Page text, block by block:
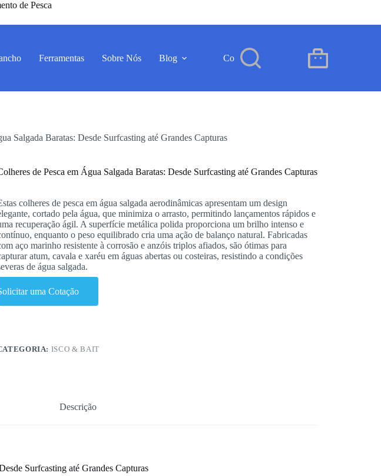
de Pesca
Ferramentas Sobre Nós Blog Contacto
Carrinho
Salgada Baratas: Desde Surfcasting até Grandes Capturas
de Pesca em Água Salgada Baratas: Desde Surfcasting até Grandes Capturas
colheres de pesca em água salgada aerodinâmicas apresentam um design
cortado pela água, que minimiza o arrasto, permitindo lançamentos rápidos e
recuperação ágil. A superfície metálica polida proporciona um brilho intenso e
enquanto o peso equilibrado cria uma ação de balanço natural. Fabricadas
aço marinho resistente à corrosão e anzóis triplos afiados, são ótimas para
atum, cavala e xaréu em águas abertas ou costeiras, resistindo a condições
de água salgada.
uma Cotação
ISCO & BAIT
Descrição
Surfcasting até Grandes Capturas